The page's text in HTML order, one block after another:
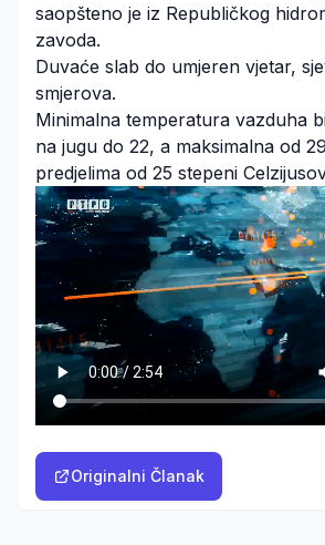
saopšteno je iz Republičkog
zavoda.
Duvaće slab do umjeren vjetar,
smjerova.
Minimalna temperatura vazduha
na jugu do 22, a maksimalna od
predjelima od 25 stepeni
Originalni Članak